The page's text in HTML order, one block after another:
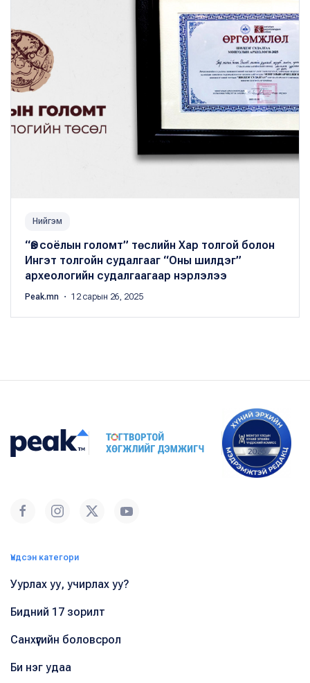
Нийгэм
“Өв соёлын голомт” төслийн Хар толгой болон
Ингэт толгойн судалгааг “Оны шилдэг”
археологийн судалгаагаар нэрлэлээ
Peak.mn ・ 12 сарын 26, 2025
Үндсэн категори
Уурлах уу, учирлах уу?
Бидний 17 зорилт
Санхүүгийн боловсрол
Би нэг удаа